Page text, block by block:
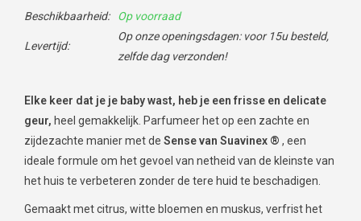
Beschikbaarheid: Op voorraad
Levertijd:
Op onze openingsdagen: voor 15u besteld,
zelfde dag verzonden!
Elke keer dat je je baby wast, heb je een frisse en delicate
geur, heel gemakkelijk. Parfumeer het op een zachte en
zijdezachte manier met de Sense van Suavinex ® , een
ideale formule om het gevoel van netheid van de kleinste van
het huis te verbeteren zonder de tere huid te beschadigen.
Gemaakt met citrus, witte bloemen en muskus, verfrist het